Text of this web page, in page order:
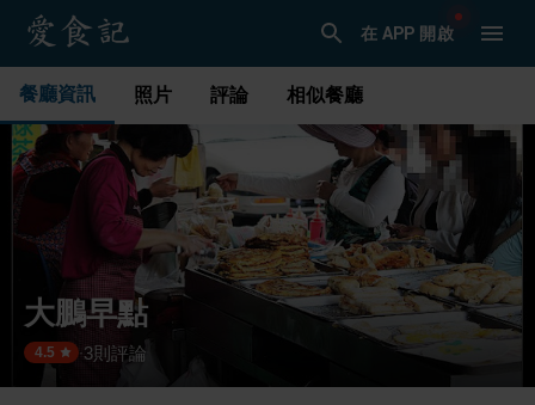
在 APP 開啟
餐廳資訊 照片 評論 相似餐廳
大鵬早點
4.5 ·3則評論